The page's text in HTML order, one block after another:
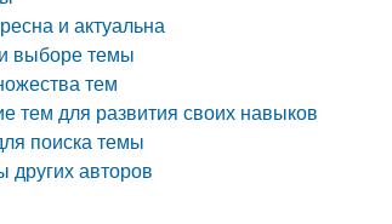
и актуальна
выборе темы
тем
тем для развития своих навыков
поиска темы
других авторов